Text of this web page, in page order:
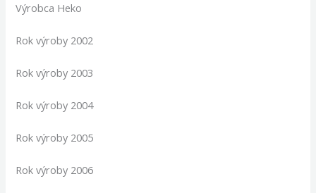
Výrobca Heko
Rok výroby 2002
Rok výroby 2003
Rok výroby 2004
Rok výroby 2005
Rok výroby 2006